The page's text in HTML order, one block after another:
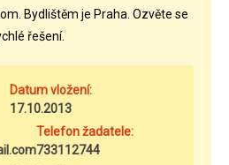
Bydlištěm je Praha. Ozvěte se
řešení.
Datum vložení:
17.10.2013
Telefon žadatele:
733112744